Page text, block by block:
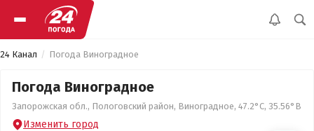
24 Канал Погода Виноградное
Погода Виноградное
Запорожская обл., Пологовский район, Виноградное, 47.2°С, 35.56°В
Изменить город